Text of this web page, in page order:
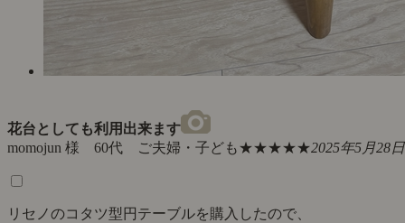
花台としても利用出来ます
momojun 様 60代 ご夫婦・子ども★★★★★2025年5月28日
リセノのコタツ型円テーブルを購入したので、